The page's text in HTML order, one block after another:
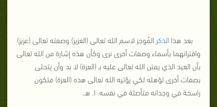
بعد هذا الذكر المُوجز لاسم الله تعالى (العزيز) وصفته تعالى (عزيز)
واقترانهما بأسماء وصفات أخرى نرى وكأن هذه إشارة من الله تعالى
بأن العبد الذي يمتن الله تعالى عليه بـ (العزة) لا بد وأن يتحلى
بصفات أخرى تؤهله لكي يؤتيه الله تعالى هذه (العزة) فتكون
راسخة في وجدانه متأصلة في نفسه. ا. هـ.